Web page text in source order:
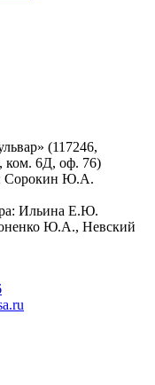
(117246,
ком. 6Д, оф. 76)
Сорокин Ю.А.
Ильина Е.Ю.
Ю.А., Невский